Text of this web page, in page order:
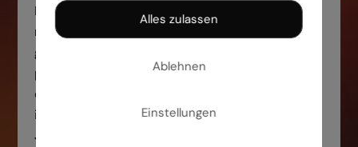
Perserteppiche in
meinem Eßzimmer
gesehen? Und den
prachtvollen Park, den
der Gärtnermeister
innerhalb von zehn
Jahren anlegte? Und die
Alles zulassen
Ablehnen
Einstellungen